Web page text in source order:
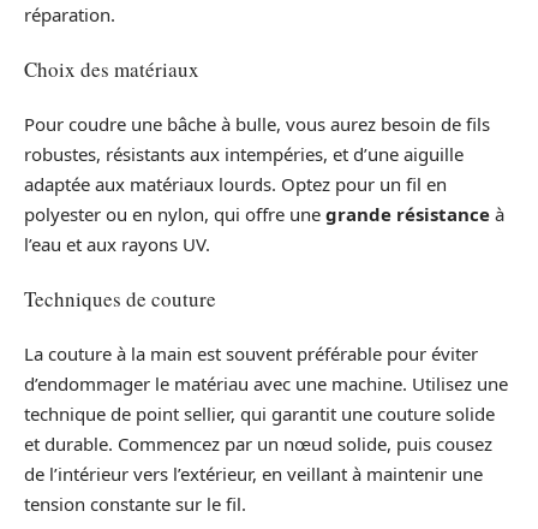
réparation.
Choix des matériaux
Pour coudre une bâche à bulle, vous aurez besoin de fils
robustes, résistants aux intempéries, et d’une aiguille
adaptée aux matériaux lourds. Optez pour un fil en
polyester ou en nylon, qui offre une grande résistance à
l’eau et aux rayons UV.
Techniques de couture
La couture à la main est souvent préférable pour éviter
d’endommager le matériau avec une machine. Utilisez une
technique de point sellier, qui garantit une couture solide
et durable. Commencez par un nœud solide, puis cousez
de l’intérieur vers l’extérieur, en veillant à maintenir une
tension constante sur le fil.